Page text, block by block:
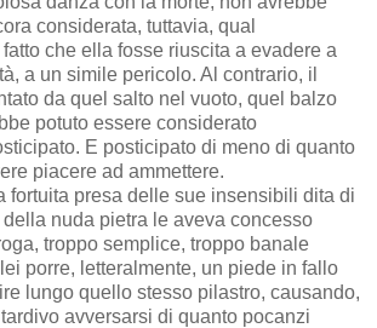
considerata, tuttavia, qual
che ella fosse riuscita a evadere a
a un simile pericolo. Al contrario, il
da quel salto nel vuoto, quel balzo
potuto essere considerato
E posticipato di meno di quanto
piacere ad ammettere.
fortuita presa delle sue insensibili dita di
della nuda pietra le aveva concesso
troppo semplice, troppo banale
porre, letteralmente, un piede in fallo
lungo quello stesso pilastro, causando,
avversarsi di quanto pocanzi